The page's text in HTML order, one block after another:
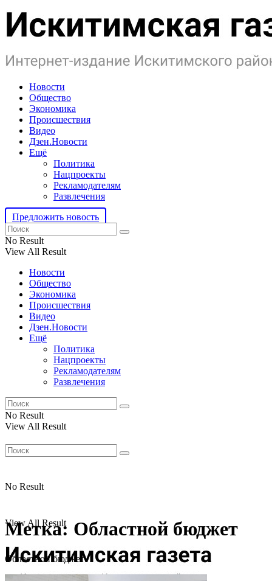
Новости
Общество
Экономика
Происшествия
Видео
Дзен.Новости
Ещё
Политика
Нацпроекты
Рекламодателям
Развлечения
Предложить новость
No Result
View All Result
Новости
Общество
Экономика
Происшествия
Видео
Дзен.Новости
Ещё
Политика
Нацпроекты
Рекламодателям
Развлечения
No Result
View All Result
No Result
View All Result
Метка: Областной бюджет
Областной бюджет